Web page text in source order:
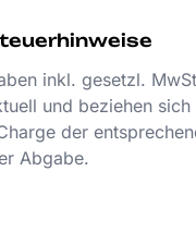
inkl. gesetzl.
und beziehen
der
Abgabe.